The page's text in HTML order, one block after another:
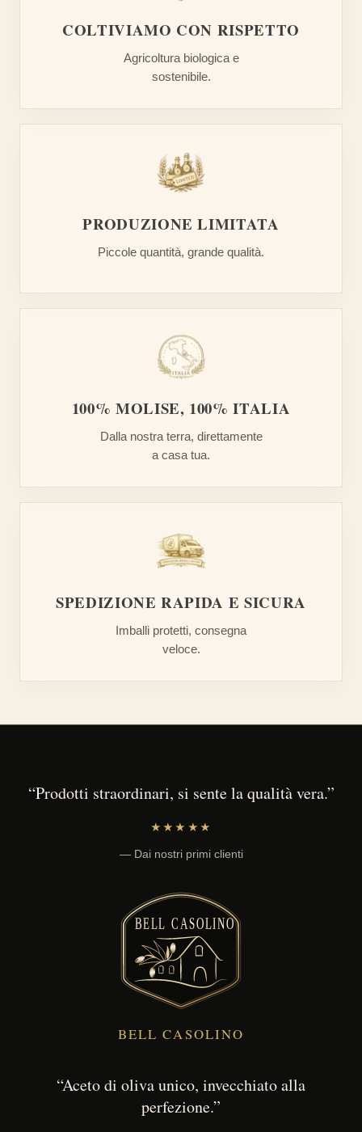
COLTIVIAMO CON RISPETTO
Agricoltura biologica e
sostenibile.
PRODUZIONE LIMITATA
Piccole quantità, grande qualità.
100% MOLISE, 100% ITALIA
Dalla nostra terra, direttamente
a casa tua.
SPEDIZIONE RAPIDA E SICURA
Imballi protetti, consegna
veloce.
“Prodotti straordinari, si sente la qualità vera.”
★★★★★
— Dai nostri primi clienti
BELL CASOLINO
“Aceto di oliva unico, invecchiato alla
perfezione.”